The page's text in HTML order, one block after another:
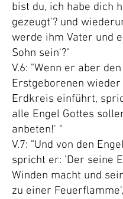
bist du, ich habe dich
gezeugt'? und
werde ihm Vater und
Sohn sein'?"
V.6: "Wenn er aber den
Erstgeborenen wieder
Erdkreis einführt,
alle Engel Gottes
anbeten!' "
V.7: "Und von den
spricht er: 'Der seine
Winden macht und
zu einer